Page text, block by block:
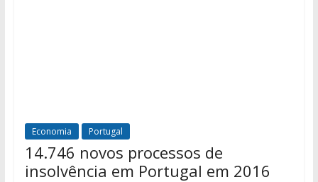
Economia Portugal
14.746 novos processos de
insolvência em Portugal em 2016